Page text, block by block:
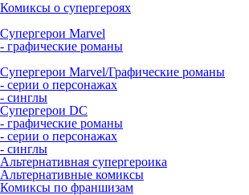
Комиксы о супергероях
Супергерои Marvel
- графические романы
Супергерои Marvel/Графические романы
- серии о персонажах
- синглы
Супергерои DC
- графические романы
- серии о персонажах
- синглы
Альтернативная супергероика
Альтернативные комиксы
Комиксы по франшизам